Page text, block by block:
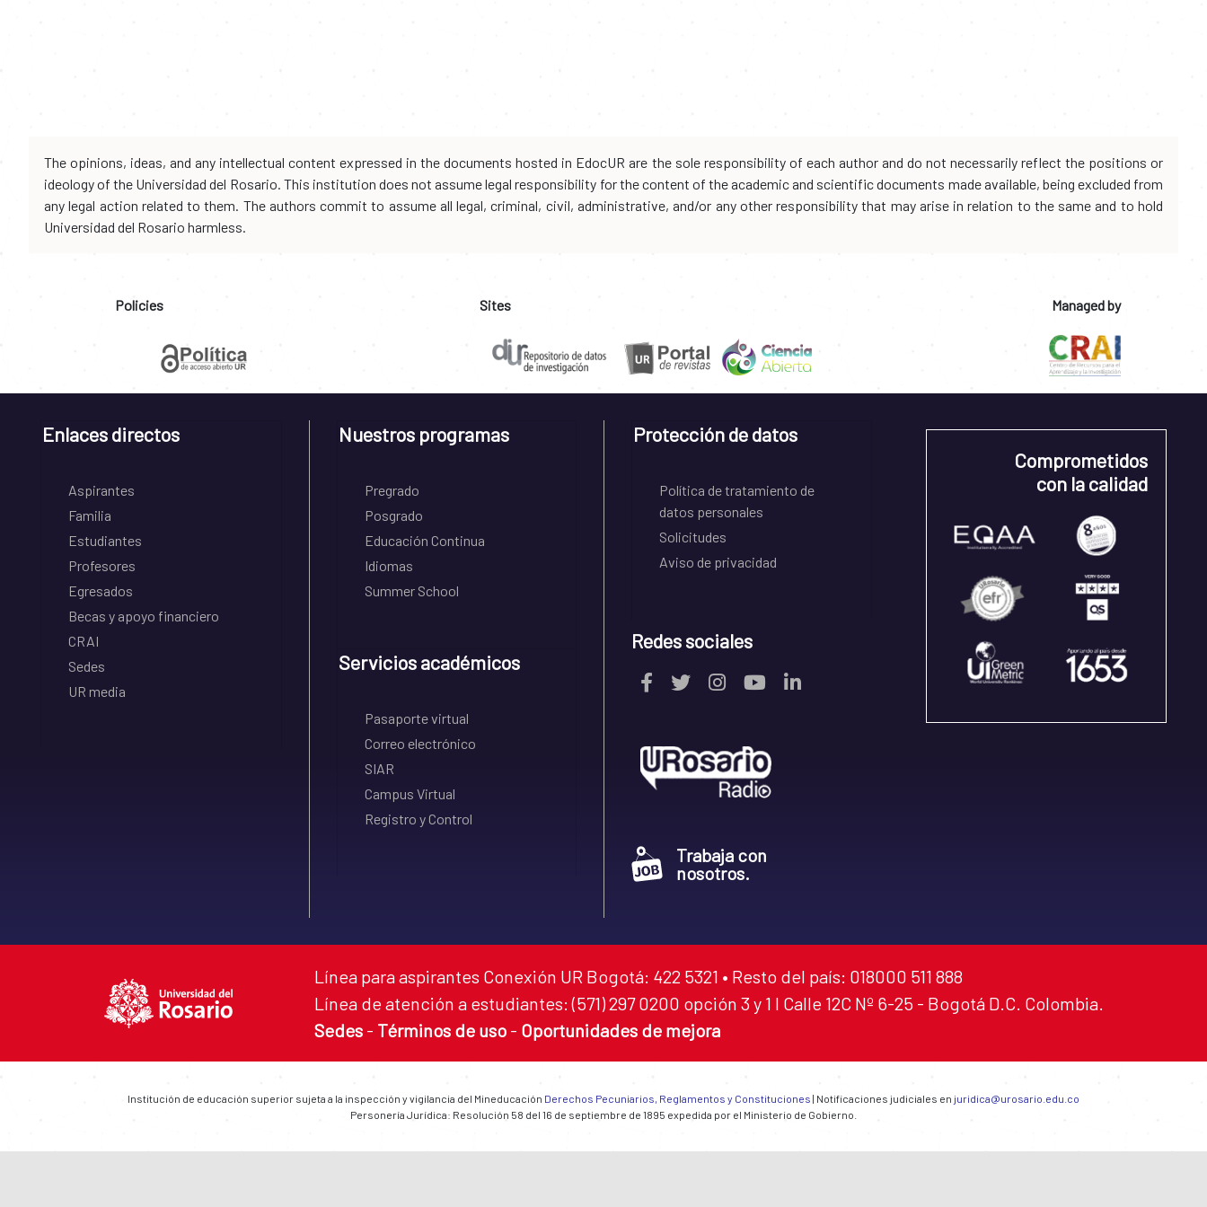
The opinions, ideas, and any intellectual content expressed in the documents hosted in EdocUR are the sole responsibility of each author and do not necessarily reflect the positions or
ideology of the Universidad del Rosario. This institution does not assume legal responsibility for the content of the academic and scientific documents made available, being excluded from
any legal action related to them. The authors commit to assume all legal, criminal, civil, administrative, and/or any other responsibility that may arise in relation to the same and to hold
Universidad del Rosario harmless.
Policies Sites Managed by
Enlaces directos
Aspirantes
Familia
Estudiantes
Profesores
Egresados
Becas y apoyo financiero
CRAI
Sedes
UR media
Nuestros programas
Pregrado
Posgrado
Educación Continua
Idiomas
Summer School
Servicios académicos
Pasaporte virtual
Correo electrónico
SIAR
Campus Virtual
Registro y Control
Protección de datos
Política de tratamiento de
datos personales
Solicitudes
Aviso de privacidad
Redes sociales
Trabaja con
nosotros.
Comprometidos
con la calidad
Línea para aspirantes Conexión UR Bogotá: 422 5321 • Resto del país: 018000 511 888
Línea de atención a estudiantes: (571) 297 0200 opción 3 y 1 I Calle 12C Nº 6-25 - Bogotá D.C. Colombia.
Sedes - Términos de uso - Oportunidades de mejora
Institución de educación superior sujeta a la inspección y vigilancia del Mineducación Derechos Pecuniarios, Reglamentos y Constituciones | Notificaciones judiciales en juridica@urosario.edu.co
Personería Jurídica: Resolución 58 del 16 de septiembre de 1895 expedida por el Ministerio de Gobierno.